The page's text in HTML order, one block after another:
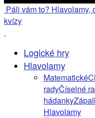
Páli vám to? Hlavolamy,
kvízy
Logické hry
Hlavolamy
Matematické
radyČíselné
hádanky
Hlavolamy